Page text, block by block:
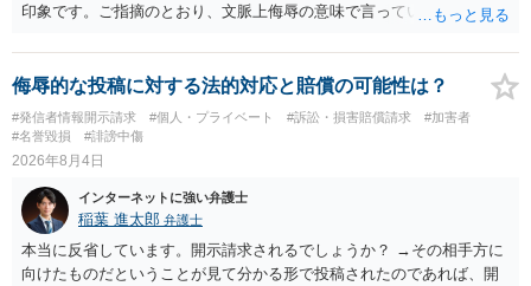
印象です。ご指摘のとおり、文脈上侮辱の意味で言っている点も加味
侮辱的な投稿に対する法的対応と賠償の可能性は？
#発信者情報開示請求 #個人・プライベート #訴訟・損害賠償請求
#加害者
#名誉毀損
#誹謗中傷
2026年8月4日
インターネットに強い弁護士
稲葉 進太郎 弁護士
本当に反省しています。開示請求されるでしょうか？ →その相手方に
向けたものだということが見て分かる形で投稿されたのであれば、開